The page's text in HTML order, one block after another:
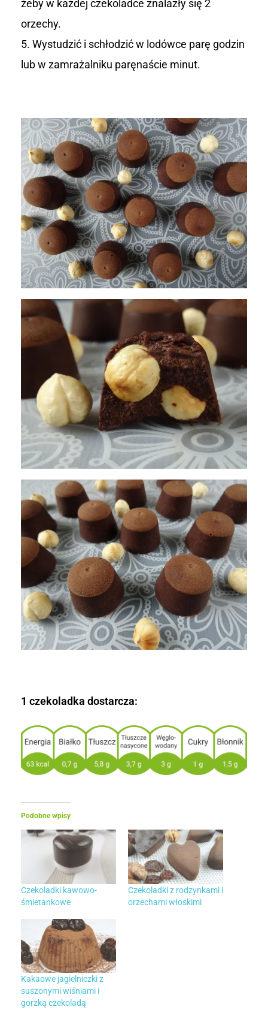
żeby w każdej czekoladce znalazły się 2
orzechy.
Wystudzić i schłodzić w lodówce parę godzin
lub w zamrażalniku paręnaście minut.
1 czekoladka dostarcza:
Podobne wpisy
Czekoladki kawowo-
śmietankowe
Czekoladki z rodzynkami i
orzechami włoskimi
Kakaowe jagielniczki z
suszonymi wiśniami i
gorzką czekoladą